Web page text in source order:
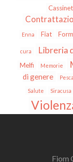
Enna Fiat
cura Libreria
Melfi Memorie
di genere
Salute Siracusa
Fiom